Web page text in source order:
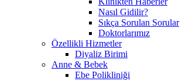
Nasıl Gidilir?
Sıkça Sorulan Sorular
Doktorlarımız
Özellikli Hizmetler
Diyaliz Birimi
Anne & Bebek
Ebe Polikliniği